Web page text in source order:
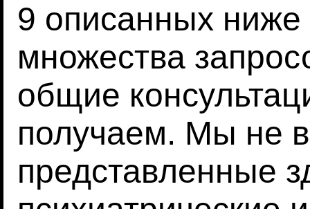
9 описанных
множества
общие
получаем. Мы не
представленные